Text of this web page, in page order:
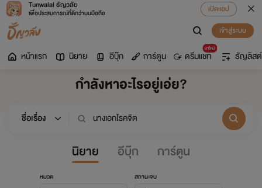
Tunwalai ธัญวลัย
เพื่อประสบการณ์ที่ดีกว่าบนมือถือ
เปิดแอป
เข้าสู่ระบบ
หน้าแรก นิยาย อีบุ๊ก การ์ตูน
มาใหม่
ดรีมแชท ธัญลิสต์
กำลังหาอะไรอยู่เอ่ย?
นิยาย อีบุ๊ก การ์ตูน
หมวด สถานะจบ